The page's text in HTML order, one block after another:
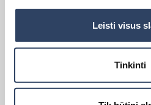
Daugiau informacijos rasite
Leisti visus
Tinkinti